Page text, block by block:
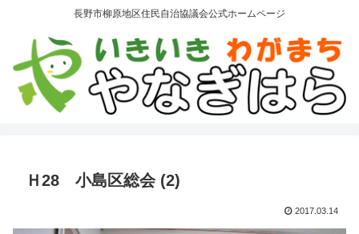
長野市柳原地区住民自治協議会公式ホームページ
Ｈ28 小島区総会 (2)
2017.03.14